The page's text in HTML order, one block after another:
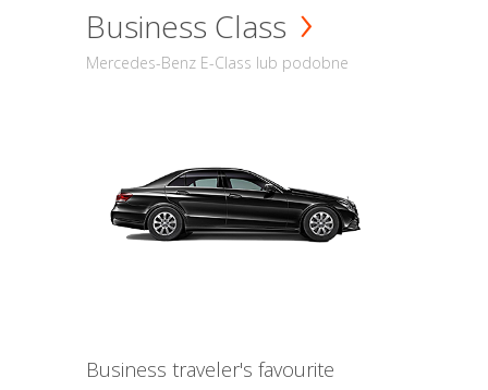
Business Class
Mercedes-Benz E-Class lub podobne
Business traveler's favourite